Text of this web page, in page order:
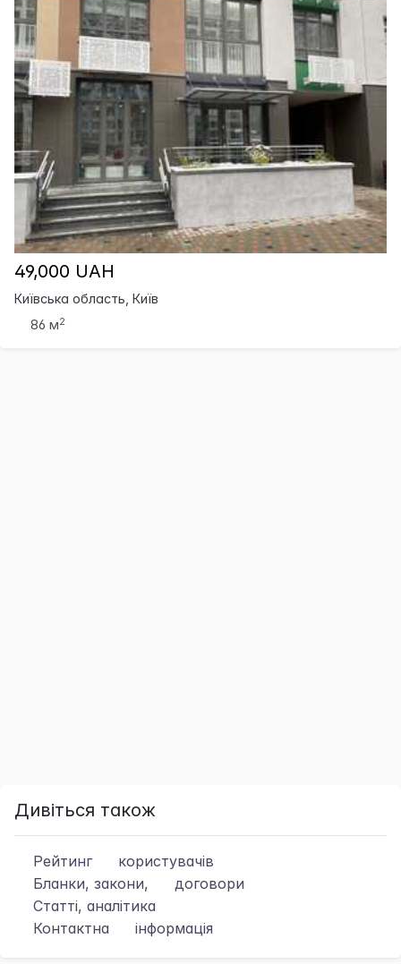
49,000 UAH
Київська область, Київ
86 м2
Дивіться також
Рейтинг
користувачів
Бланки, закони,
договори
Статті, аналітика
Контактна
інформація